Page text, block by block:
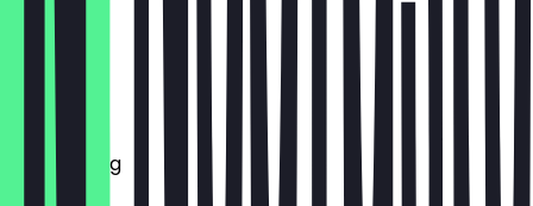
Montag
Dienstag
Mittwoch
Donnerstag
Freitag